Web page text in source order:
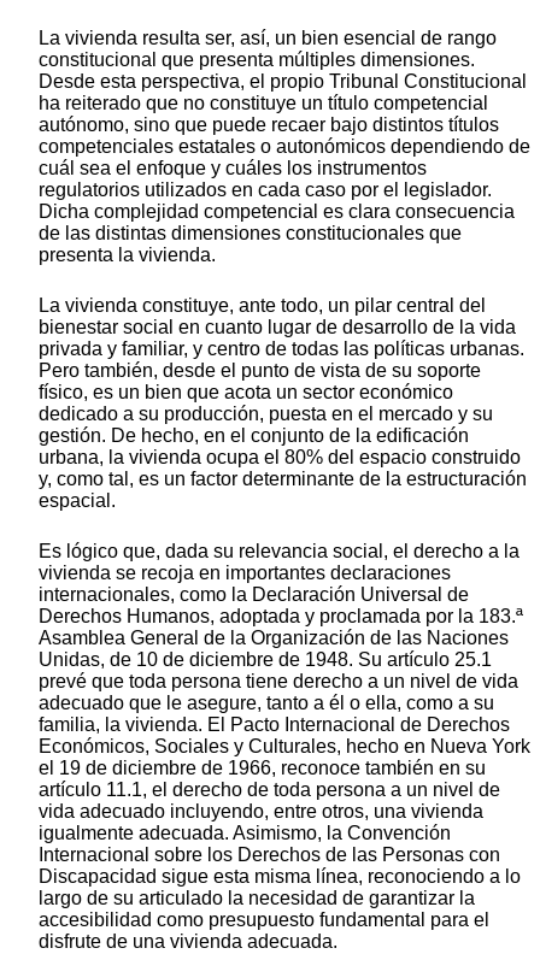
La vivienda resulta ser, así, un bien esencial de rango
constitucional que presenta múltiples dimensiones.
Desde esta perspectiva, el propio Tribunal Constitucional
ha reiterado que no constituye un título competencial
autónomo, sino que puede recaer bajo distintos títulos
competenciales estatales o autonómicos dependiendo de
cuál sea el enfoque y cuáles los instrumentos
regulatorios utilizados en cada caso por el legislador.
Dicha complejidad competencial es clara consecuencia
de las distintas dimensiones constitucionales que
presenta la vivienda.
La vivienda constituye, ante todo, un pilar central del
bienestar social en cuanto lugar de desarrollo de la vida
privada y familiar, y centro de todas las políticas urbanas.
Pero también, desde el punto de vista de su soporte
físico, es un bien que acota un sector económico
dedicado a su producción, puesta en el mercado y su
gestión. De hecho, en el conjunto de la edificación
urbana, la vivienda ocupa el 80% del espacio construido
y, como tal, es un factor determinante de la estructuración
espacial.
Es lógico que, dada su relevancia social, el derecho a la
vivienda se recoja en importantes declaraciones
internacionales, como la Declaración Universal de
Derechos Humanos, adoptada y proclamada por la 183.ª
Asamblea General de la Organización de las Naciones
Unidas, de 10 de diciembre de 1948. Su artículo 25.1
prevé que toda persona tiene derecho a un nivel de vida
adecuado que le asegure, tanto a él o ella, como a su
familia, la vivienda. El Pacto Internacional de Derechos
Económicos, Sociales y Culturales, hecho en Nueva York
el 19 de diciembre de 1966, reconoce también en su
artículo 11.1, el derecho de toda persona a un nivel de
vida adecuado incluyendo, entre otros, una vivienda
igualmente adecuada. Asimismo, la Convención
Internacional sobre los Derechos de las Personas con
Discapacidad sigue esta misma línea, reconociendo a lo
largo de su articulado la necesidad de garantizar la
accesibilidad como presupuesto fundamental para el
disfrute de una vivienda adecuada.